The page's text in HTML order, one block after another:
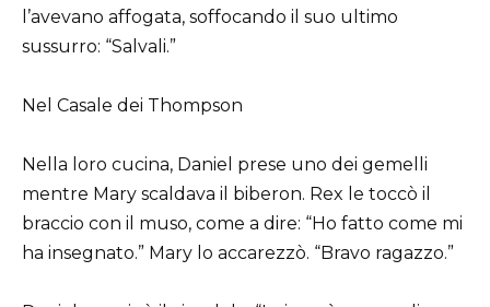
l’avevano affogata, soffocando il suo ultimo
sussurro: “Salvali.”
Nel Casale dei Thompson
Nella loro cucina, Daniel prese uno dei gemelli
mentre Mary scaldava il biberon. Rex le toccò il
braccio con il muso, come a dire: “Ho fatto come mi
ha insegnato.” Mary lo accarezzò. “Bravo ragazzo.”